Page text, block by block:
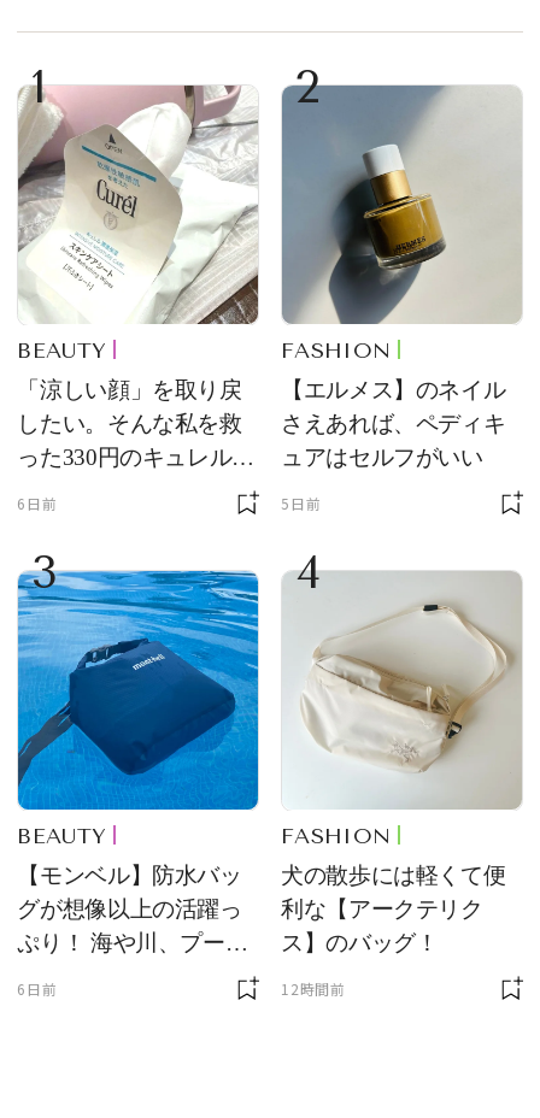
1
BEAUTY
「涼しい顔」を取り戻
したい。そんな私を救
った330円のキュレル名
6日前
2
FASHION
【エルメス】のネイル
さえあれば、ペディキ
ュアはセルフがいい
5日前
3
BEAUTY
【モンベル】防水バッ
グが想像以上の活躍っ
ぷり！ 海や川、プール
6日前
4
FASHION
犬の散歩には軽くて便
利な【アークテリク
ス】のバッグ！
12時間前